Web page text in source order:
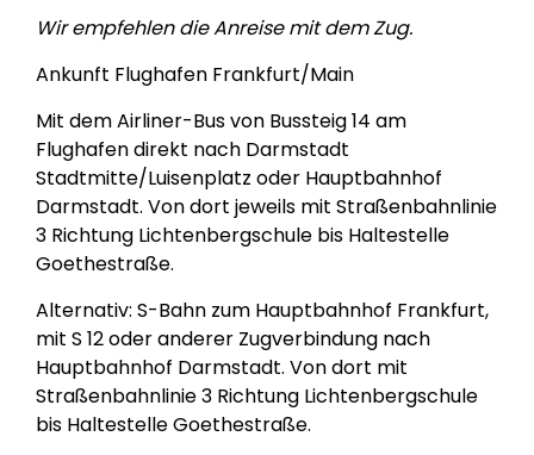
Wir empfehlen die Anreise mit dem Zug.
Ankunft Flughafen Frankfurt/Main
Mit dem Airliner-Bus von Bussteig 14 am
Flughafen direkt nach Darmstadt
Stadtmitte/Luisenplatz oder Hauptbahnhof
Darmstadt. Von dort jeweils mit Straßenbahnlinie
3 Richtung Lichtenbergschule bis Haltestelle
Goethestraße.
Alternativ: S-Bahn zum Hauptbahnhof Frankfurt,
mit S 12 oder anderer Zugverbindung nach
Hauptbahnhof Darmstadt. Von dort mit
Straßenbahnlinie 3 Richtung Lichtenbergschule
bis Haltestelle Goethestraße.